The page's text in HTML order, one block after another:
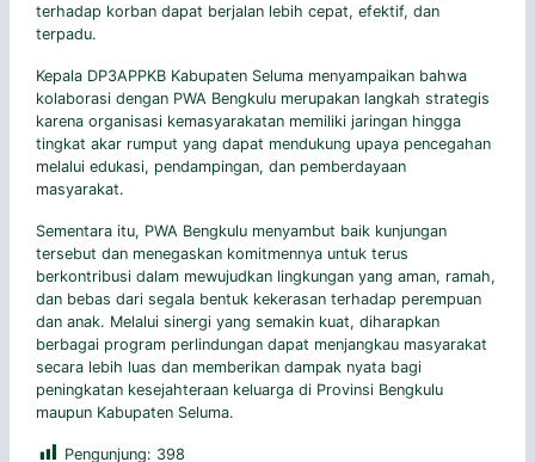
terhadap korban dapat berjalan lebih cepat, efektif, dan
terpadu.
Kepala DP3APPKB Kabupaten Seluma menyampaikan bahwa
kolaborasi dengan PWA Bengkulu merupakan langkah strategis
karena organisasi kemasyarakatan memiliki jaringan hingga
tingkat akar rumput yang dapat mendukung upaya pencegahan
melalui edukasi, pendampingan, dan pemberdayaan
masyarakat.
Sementara itu, PWA Bengkulu menyambut baik kunjungan
tersebut dan menegaskan komitmennya untuk terus
berkontribusi dalam mewujudkan lingkungan yang aman, ramah,
dan bebas dari segala bentuk kekerasan terhadap perempuan
dan anak. Melalui sinergi yang semakin kuat, diharapkan
berbagai program perlindungan dapat menjangkau masyarakat
secara lebih luas dan memberikan dampak nyata bagi
peningkatan kesejahteraan keluarga di Provinsi Bengkulu
maupun Kabupaten Seluma.
Pengunjung: 398